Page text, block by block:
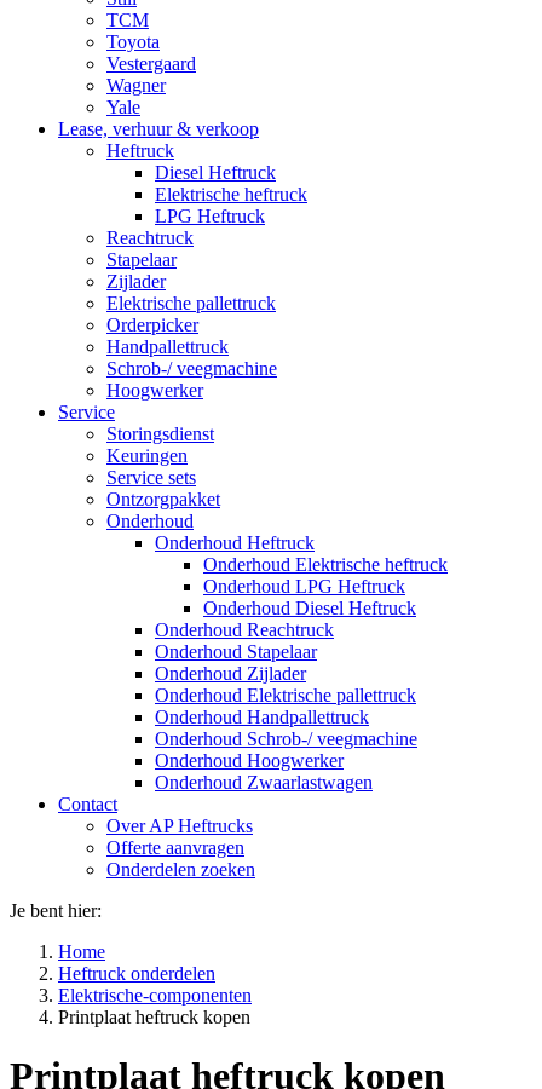
TCM
Toyota
Vestergaard
Wagner
Yale
Lease, verhuur & verkoop
Heftruck
Diesel Heftruck
Elektrische heftruck
LPG Heftruck
Reachtruck
Stapelaar
Zijlader
Elektrische pallettruck
Orderpicker
Handpallettruck
Schrob-/ veegmachine
Hoogwerker
Service
Storingsdienst
Keuringen
Service sets
Ontzorgpakket
Onderhoud
Onderhoud Heftruck
Onderhoud Elektrische heftruck
Onderhoud LPG Heftruck
Onderhoud Diesel Heftruck
Onderhoud Reachtruck
Onderhoud Stapelaar
Onderhoud Zijlader
Onderhoud Elektrische pallettruck
Onderhoud Handpallettruck
Onderhoud Schrob-/ veegmachine
Onderhoud Hoogwerker
Onderhoud Zwaarlastwagen
Contact
Over AP Heftrucks
Offerte aanvragen
Onderdelen zoeken
Je bent hier:
Home
Heftruck onderdelen
Elektrische-componenten
Printplaat heftruck kopen
Printplaat heftruck kopen